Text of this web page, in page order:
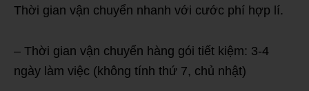
Thời gian vận chuyển nhanh với cước phí hợp lí.
– Thời gian vận chuyển hàng gói tiết kiệm: 3-4
ngày làm việc (không tính thứ 7, chủ nhật)